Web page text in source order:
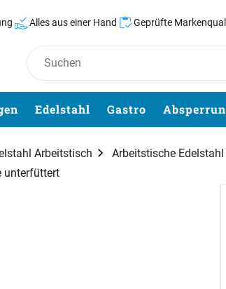
Alles aus einer Hand Geprüfte
Edelstahl Gastro
Arbeitstisch
Arbeitstische
unterfüttert